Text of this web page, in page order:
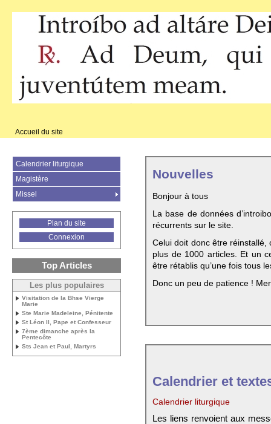
Accueil du site
Nouvelles
Bonjour à tous
La base de données
récurrents sur le site.
Celui doit donc être
plus de 1000 articles. Et un
être rétablis qu’une fois tous
Donc un peu de patience !
Calendrier et
Calendrier liturgique
Les liens renvoient aux
Calendrier liturgique
Magistère
Missel
Plan du site
Connexion
Top Articles
Les plus populaires
Visitation de la Bhse Vierge
Marie
Ste Marie Madeleine, Pénitente
St Léon II, Pape et Confesseur
7ème dimanche après la
Pentecôte
Sts Jean et Paul, Martyrs